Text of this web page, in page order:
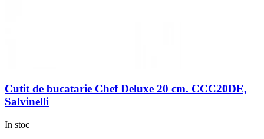
Cutit de bucatarie Chef Deluxe 20 cm. CCC20DE,
Salvinelli
In stoc